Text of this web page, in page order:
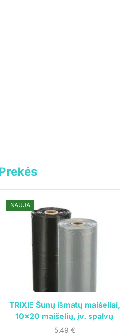
NAUJA
TRIXIE Šunų išmatų maišeliai,
10×20 maišelių, įv. spalvų
5.49 €
paskyra
sekimas